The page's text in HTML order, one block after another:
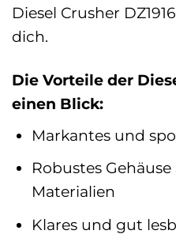
Diesel Crusher
dich.
Die Vorteile der
einen Blick:
Markantes und
Robustes
Materialien
Klares und gut